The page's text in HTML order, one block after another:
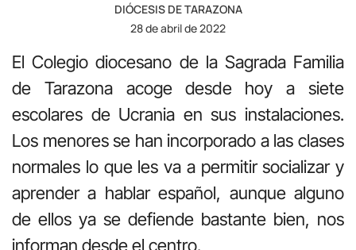
DIÓCESIS DE TARAZONA
28 de abril de 2022
El Colegio diocesano de la Sagrada Familia
de Tarazona acoge desde hoy a siete
escolares de Ucrania en sus instalaciones.
Los menores se han incorporado a las clases
normales lo que les va a permitir socializar y
aprender a hablar español, aunque alguno
de ellos ya se defiende bastante bien, nos
informan desde el centro.